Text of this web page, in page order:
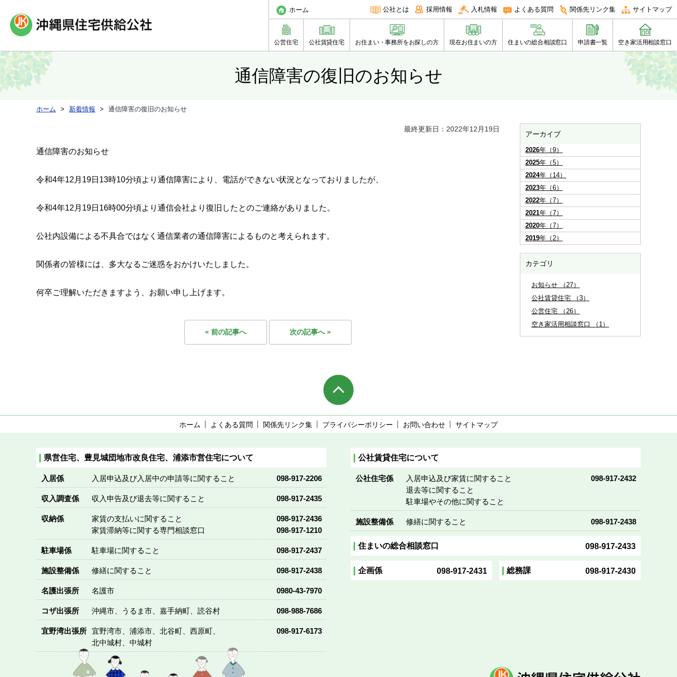
ホーム 公社とは 採用情報 入札情報 よくある質問 関係先リンク集 サイトマップ
公営住宅 公社賃貸住宅 お住まい・事務所をお探しの方 現在お住まいの方 住まいの総合相談窓口 申請書一覧 空き家活用相談窓口
通信障害の復旧のお知らせ
ホーム 新着情報 通信障害の復旧のお知らせ
最終更新日：2022年12月19日
通信障害のお知らせ
令和4年12月19日13時10分頃より通信障害により、電話ができない状況となっておりましたが、
令和4年12月19日16時00分頃より通信会社より復旧したとのご連絡がありました。
公社内設備によ る不具合ではなく通信業者の通信障害によ るものと考えられます。
関係者の皆様には、多大なるご迷惑をおかけいたしました。
何卒ご理解いただきますよう、お願い申し上げます。
« 前の記事へ 次の記事へ »
アーカイブ
2026年（9）
2025年（5）
2024年（14）
2023年（6）
2022年（7）
2021年（7）
2020年（7）
2019年（2）
カテゴリ
お知らせ （27）
公社賃貸住宅 （3）
公営住宅 （26）
空き家活用相談窓口 （1）
ホーム よくある質問 関係先リンク集 プライバシーポリシー お問い合わせ サイトマップ
県営住宅、豊見城団地市改良住宅、浦添市営住宅について
入居係 入居申込及び入居中の申請等に関すること 098-917-2206
収入調査係 収入申告及び退去等に関すること 098-917-2435
収納係
家賃の支払いに関すること
家賃滞納等に関する専門相談窓口
098-917-2436
098-917-1210
駐車場係 駐車場に関すること 098-917-2437
施設整備係 修繕に関すること 098-917-2438
名護出張所 名護市 0980-43-7970
コザ出張所 沖縄市、うるま市、嘉手納町、読谷村 098-988-7686
宜野湾出張所
宜野湾市、浦添市、北谷町、西原町、
北中城村、中城村
098-917-6173
公社賃貸住宅について
公社住宅係
入居申込及び家賃に関すること
退去等に関すること
駐車場やその他に関すること
098-917-2432
施設整備係 修繕に関すること 098-917-2438
住まいの総合相談窓口 098-917-2433
企画係 098-917-2431 総務課 098-917-2430